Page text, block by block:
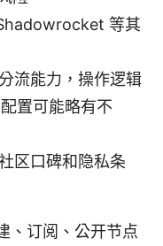
等其
流能力，操作逻辑
置可能略有不
区口碑和隐私条
、订阅、公开节点